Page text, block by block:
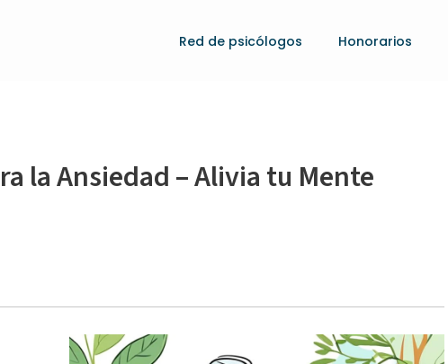
Red de psicólogos Honorarios
la Ansiedad – Alivia tu Mente